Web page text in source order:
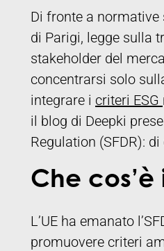
Di fronte a
di Parigi, legge sulla
stakeholder del
concentrarsi solo
integrare i criteri ESG
il blog di Deepki
Regulation (SFDR):
Che cos’è
L’UE ha emanato
promuovere criteri